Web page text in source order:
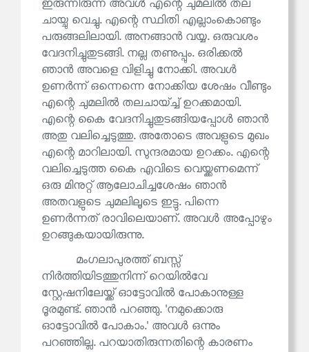
ഇരുന്നിരുന്ന അവൾ എന്റെ ചുമലിൽ തല
ചായ്ചു വെച്ചു. എന്റെ സ്ഥിതി എല്ലാംകൊണ്ടും
പരുങ്ങലിലായി. അനങ്ങാൻ വയ്യ. ഒരുവശം
വേദനിച്ചുതുടങ്ങി. നല്ല തണുപ്പും. ഒരിക്കൽ
ഞാൻ അവളെ വിളിച്ചു നോക്കി. അവൾ
ഉണർന്ന് ഒന്നെന്നെ നോക്കിയ ശേഷം വീണ്ടും
എന്റെ ചുമലിൽ തലചായ്‌ച്ച് ഉറക്കമായി.
എന്റെ കൈ വേദനിച്ചുതുടങ്ങിയപ്പോൾ ഞാൻ
അതു വലിച്ചെടുത്തു. അതോടെ അവളുടെ മുഖം
എന്റെ മാറിലായി. സുന്ദരമായ ഉറക്കം. എന്റെ
വലിച്ചെടുത്ത കൈ എവിടെ വെയ്ക്കണമെന്ന്
ഒരു മിനുറ്റ് ആലോചിച്ചശേഷം ഞാൻ
അതവളുടെ ചുമലിലൂടെ ഇട്ടു. പിന്നെ
ഉണർന്നത് രാവിലെയാണ്. അവൾ അപ്പോഴും
ഉറങ്ങുകയായിരുന്നു.
മംഗലാപുരത്ത് ബസ്സ്
നിർത്തിയിടത്തുനിന്ന് റെയിൽവേ
സ്റ്റേഷനിലേയ്ക്ക് ഓട്ടോവിൽ പോകാനുള്ള
ദൂരമുണ്ട്. ഞാൻ പറഞ്ഞു. 'നമുക്കൊരു
ഓട്ടോവിൽ പോകാം.' അവൾ ഒന്നും
പറഞ്ഞില്ല. പറയാതിരുന്നതിന്റെ കാരണം